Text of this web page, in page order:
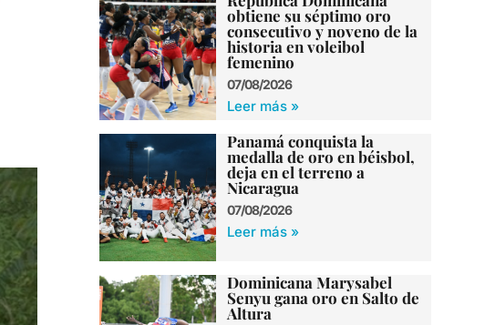
obtiene su séptimo oro
consecutivo y noveno de la
historia en voleibol
femenino
07/08/2026
Leer más »
Panamá conquista la
medalla de oro en béisbol,
deja en el terreno a
Nicaragua
07/08/2026
Leer más »
Dominicana Marysabel
Senyu gana oro en Salto de
Altura